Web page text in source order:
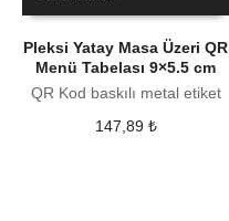
Pleksi Yatay Masa Üzeri QR
Menü Tabelası 9×5.5 cm
QR Kod baskılı metal etiket
147,89 ₺